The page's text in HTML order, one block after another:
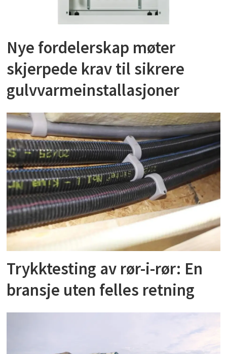
Nye fordelerskap møter
skjerpede krav til sikrere
gulvvarmeinstallasjoner
Trykktesting av rør-i-rør: En
bransje uten felles retning